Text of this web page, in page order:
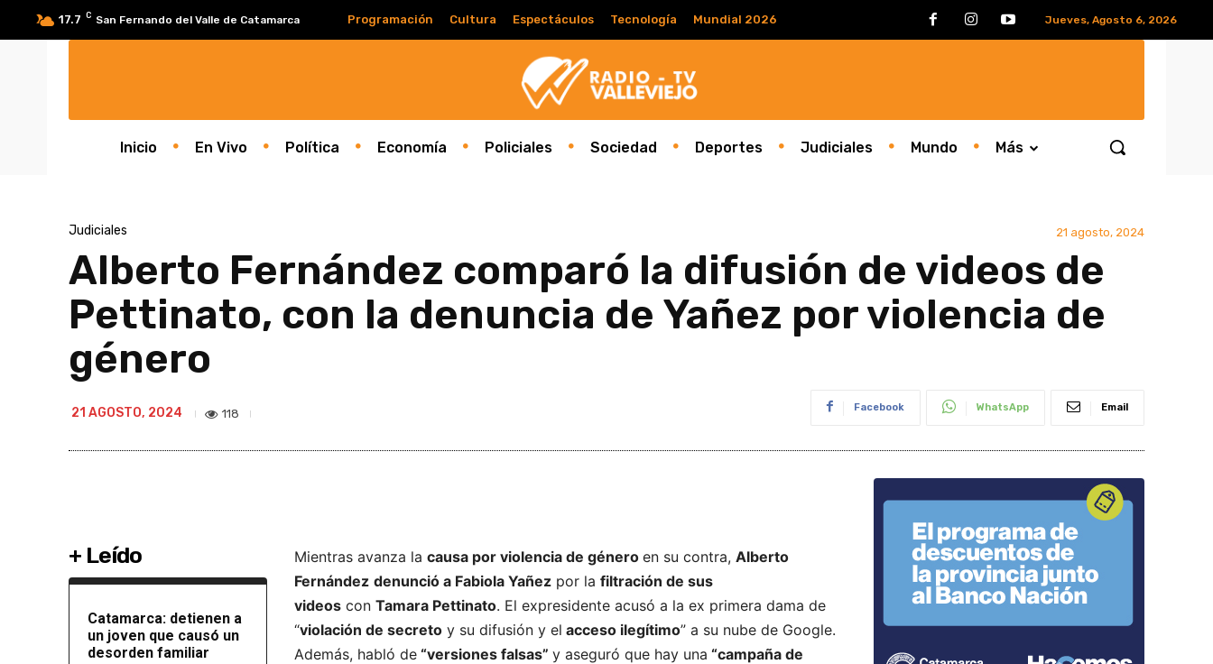
Jueves, Agosto 6, 2026
17.7 C San Fernando del Valle de Catamarca Programación Cultura Espectáculos Tecnología Mundial 2026
Inicio En Vivo Política Economía Policiales Sociedad Deportes Judiciales Mundo Más
Judiciales 21 agosto, 2024
Alberto Fernández comparó la difusión de videos de
Pettinato, con la denuncia de Yañez por violencia de
género
21 AGOSTO, 2024 118 Facebook WhatsApp Email
+ Leído
Catamarca: detienen a
un joven que causó un
desorden familiar
Mientras avanza la causa por violencia de género en su contra, Alberto
Fernández denunció a Fabiola Yañez por la filtración de sus
videos con Tamara Pettinato. El expresidente acusó a la ex primera dama de
“violación de secreto y su difusión y el acceso ilegítimo” a su nube de Google.
Además, habló de “versiones falsas” y aseguró que hay una “campaña de